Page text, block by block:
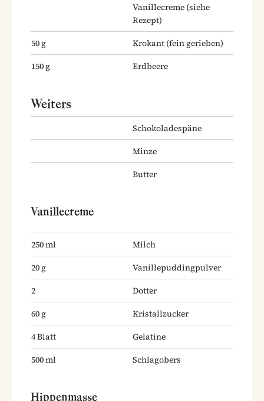
Vanillecreme (siehe
Rezept)
50g Krokant (fein gerieben)
150g Erdbeere
Weiters
Schokoladespäne
Minze
Butter
Vanillecreme
250ml
Milch
20g
Vanillepuddingpulver
2
Dotter
60g
Kristallzucker
4Blatt
Gelatine
500ml Schlagobers
Hippenmasse